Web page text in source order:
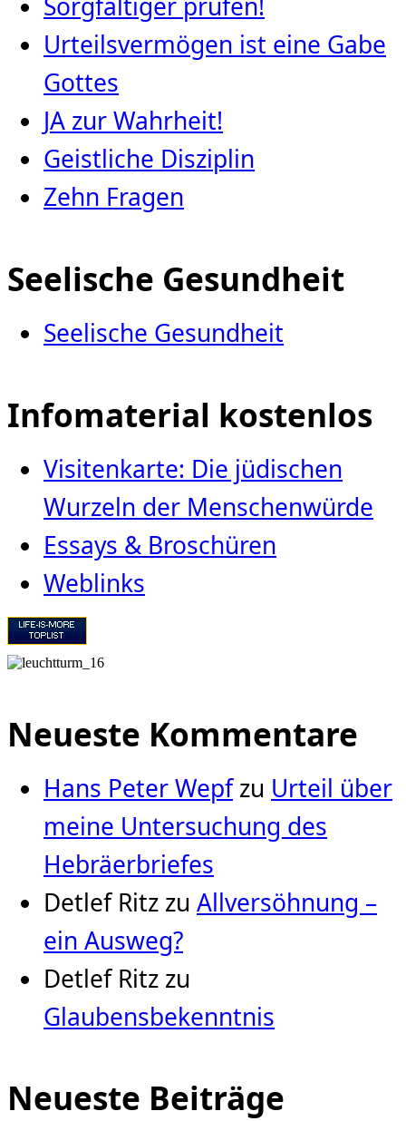
Urteilsvermögen ist eine Gabe
Gottes
JA zur Wahrheit!
Geistliche Disziplin
Zehn Fragen
Seelische Gesundheit
Seelische Gesundheit
Infomaterial kostenlos
Visitenkarte: Die jüdischen
Wurzeln der Menschenwürde
Essays & Broschüren
Weblinks
Neueste Kommentare
Hans Peter Wepfzu Urteil über
meine Untersuchung des
Hebräerbriefes
Detlef Ritz zu Allversöhnung –
ein Ausweg?
Detlef Ritz zu
Glaubensbekenntnis
Neueste Beiträge